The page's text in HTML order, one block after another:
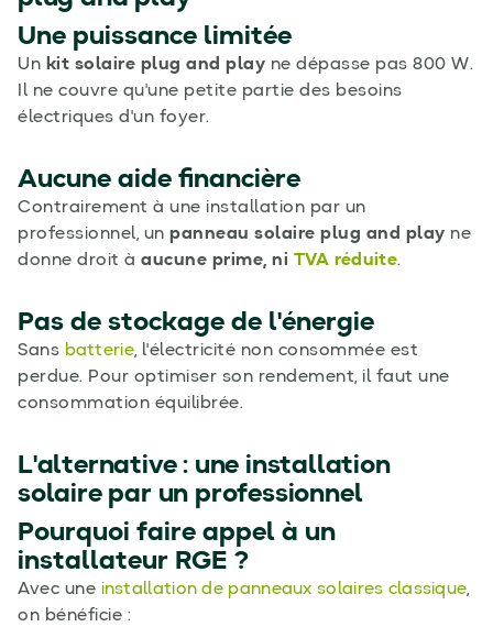
Une puissance limitée
Un kit solaire plug and play ne dépasse pas 800 W.
Il ne couvre qu'une petite partie des besoins
électriques d'un foyer.
Aucune aide financière
Contrairement à une installation par un
professionnel, un panneau solaire plug and play ne
donne droit à aucune prime, ni TVA réduite.
Pas de stockage de l'énergie
Sans batterie, l'électricité non consommée est
perdue. Pour optimiser son rendement, il faut une
consommation équilibrée.
L'alternative : une installation
solaire par un professionnel
Pourquoi faire appel à un
installateur RGE ?
Avec une installation de panneaux solaires classique,
on bénéficie :